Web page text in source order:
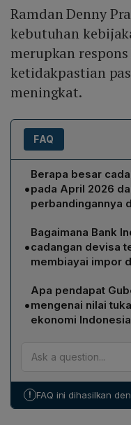
Ramdan Denny
kebutuhan
merupkan
ketidakpastian
meningkat.
FAQ
•
Berapa besar
pada April 2026
perbandingannya
Bank Indonesia
2026 sebesar
penurunan sebesar
bulan Maret 2026.
ada penerimaan
penerbitan global
sebelumnya.
•
Bagaimana Bank
cadangan devisa
membiayai impor
Menurut Direktur
Ramdan Denny
US$146,2 miliar
utang luar negeri
atas standar
mengacu pada tiga
cadangan tersebut
eksternal serta
•
Apa pendapat
mengenai nilai
ekonomi
Perry Warjiyo
ini masih
ekonomi Indonesia
pertumbuhan
! FAQ ini dihasilkan